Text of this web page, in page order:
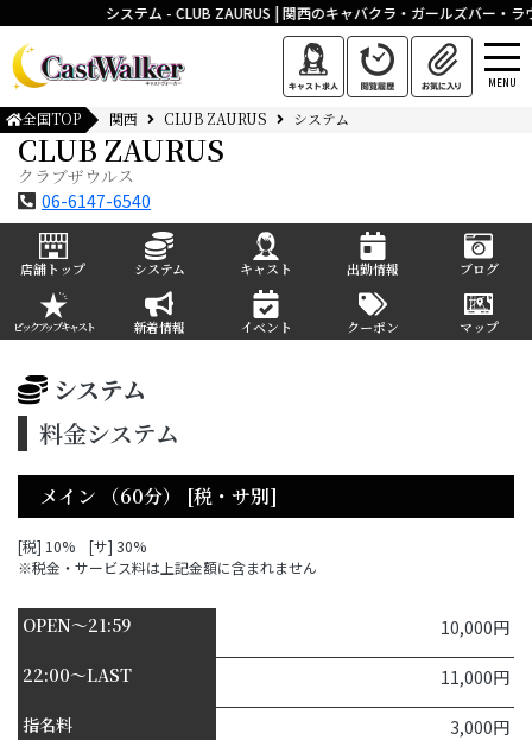
システム - CLUB ZAURUS | 関西のキャバクラ・ガールズバー・
MENU
全国TOP 関西 CLUB ZAURUS システム
CLUB ZAURUS
クラブザウルス
06-6147-6540
店舗トップ システム キャスト 出勤情報 ブログ
新着情報 イベント クーポン マップ
システム
料金システム
メイン （60分） [税・サ別]
[税] 10% [サ] 30%
※税金・サービス料は上記金額に含まれません
OPEN～21:59
10,000円
22:00～LAST
11,000円
指名料
3,000円